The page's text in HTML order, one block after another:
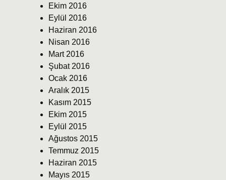
Ekim 2016
Eylül 2016
Haziran 2016
Nisan 2016
Mart 2016
Şubat 2016
Ocak 2016
Aralık 2015
Kasım 2015
Ekim 2015
Eylül 2015
Ağustos 2015
Temmuz 2015
Haziran 2015
Mayıs 2015